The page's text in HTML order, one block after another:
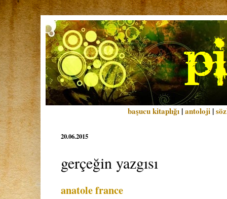
başucu kitaplığı |antoloji |
20.06.2015
gerçeğin yazgısı
anatole france